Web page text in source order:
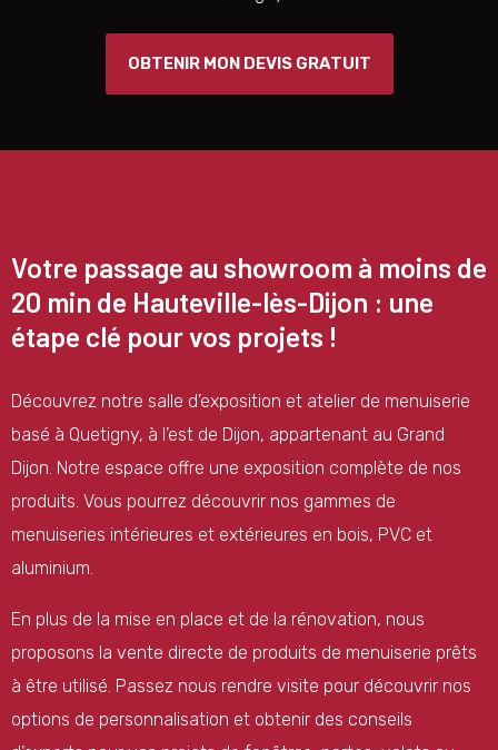
OBTENIR MON DEVIS GRATUIT
Votre passage au showroom à moins de
20 min de Hauteville-lès-Dijon : une
étape clé pour vos projets !
Découvrez notre salle d’exposition et atelier de menuiserie
basé à Quetigny, à l’est de Dijon, appartenant au Grand
Dijon. Notre espace offre une exposition complète de nos
produits. Vous pourrez découvrir nos gammes de
menuiseries intérieures et extérieures en bois, PVC et
aluminium.
En plus de la mise en place et de la rénovation, nous
proposons la vente directe de produits de menuiserie prêts
à être utilisé. Passez nous rendre visite pour découvrir nos
options de personnalisation et obtenir des conseils